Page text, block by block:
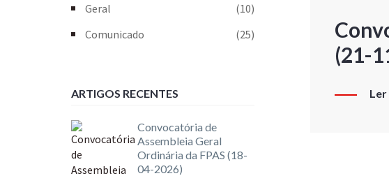
(21-
Ler
Geral
(10)
Comunicado
(25)
ARTIGOS RECENTES
Convocatória de
Assembleia Geral
Ordinária da FPAS (18-
04-2026)